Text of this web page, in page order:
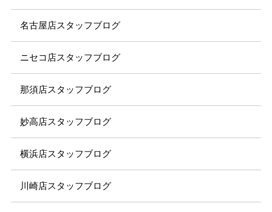
名古屋店スタッフブログ
ニセコ店スタッフブログ
那須店スタッフブログ
妙高店スタッフブログ
横浜店スタッフブログ
川崎店スタッフブログ